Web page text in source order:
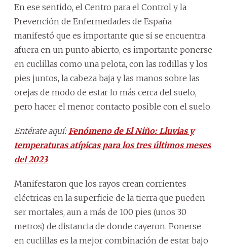
En ese sentido, el Centro para el Control y la
Prevención de Enfermedades de España
manifestó que es importante que si se encuentra
afuera en un punto abierto, es importante ponerse
en cuclillas como una pelota, con las rodillas y los
pies juntos, la cabeza baja y las manos sobre las
orejas de modo de estar lo más cerca del suelo,
pero hacer el menor contacto posible con el suelo.
Entérate aquí: Fenómeno de El Niño: Lluvias y
temperaturas atípicas para los tres últimos meses
del 2023
Manifestaron que los rayos crean corrientes
eléctricas en la superficie de la tierra que pueden
ser mortales, aun a más de 100 pies (unos 30
metros) de distancia de donde cayeron. Ponerse
en cuclillas es la mejor combinación de estar bajo